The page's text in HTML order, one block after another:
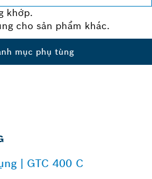
khớp.
cho sản phẩm khác.
mục phụ tùng
| GTC 400 C